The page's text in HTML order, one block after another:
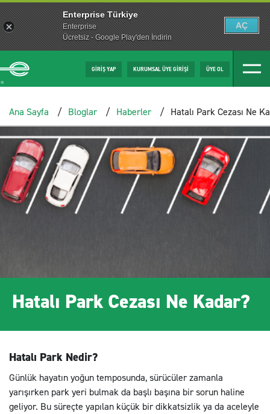
GİRİŞ YAP KURUMSAL ÜYE GİRİŞİ ÜYE OL
Ana Sayfa Bloglar Haberler Hatalı Park Cezası Ne
Hatalı Park Cezası Ne Kadar?
Hatalı Park Nedir?
Günlük hayatın yoğun temposunda, sürücüler zamanla
yarışırken park yeri bulmak da başlı başına bir sorun haline
geliyor. Bu süreçte yapılan küçük bir dikkatsizlik ya da aceleyle
Enterprise Türkiye
Enterprise
Ücretsiz - Google Play'den İndirin
AÇ